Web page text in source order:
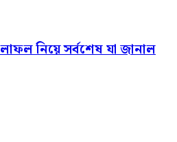
নিয়ে সর্বশেষ যা জানাল